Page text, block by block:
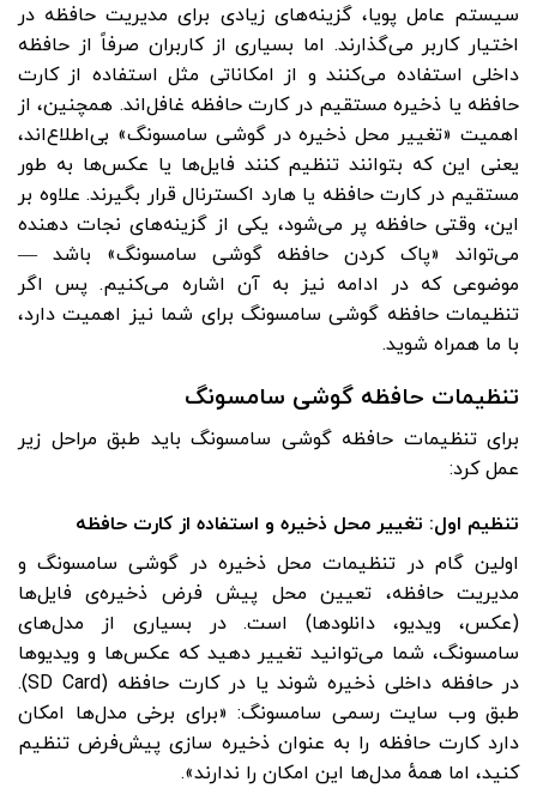
سیستم عامل پویا، گزینه‌های زیادی برای مدیریت حافظه در
اختیار کاربر می‌گذارند. اما بسیاری از کاربران صرفاً از حافظه
داخلی استفاده می‌کنند و از امکاناتی مثل استفاده از کارت
حافظه یا ذخیره مستقیم در کارت حافظه غافل‌اند. همچنین، از
اهمیت «تغییر محل ذخیره در گوشی سامسونگ» بی‌اطلاع‌اند،
یعنی این که بتوانند تنظیم کنند فایل‌ها یا عکس‌ها به‌ طور
مستقیم در کارت حافظه یا هارد اکسترنال قرار بگیرند. علاوه بر
این، وقتی حافظه پر می‌شود، یکی از گزینه‌های نجات‌ دهنده
می‌تواند «پاک کردن حافظه گوشی سامسونگ» باشد —
موضوعی که در ادامه نیز به آن اشاره می‌کنیم. پس اگر
تنظیمات حافظه گوشی سامسونگ برای شما نیز اهمیت دارد،
با ما همراه شوید.
تنظیمات حافظه گوشی سامسونگ
برای تنظیمات حافظه گوشی سامسونگ باید طبق مراحل زیر
عمل کرد:
تنظیم اول: تغییر محل ذخیره و استفاده از کارت حافظه
اولین گام در تنظیمات محل ذخیره در گوشی سامسونگ و
مدیریت حافظه، تعیین محل پیش ‌فرض ذخیره‌ی فایل‌ها
(عکس، ویدیو، دانلودها) است. در بسیاری از مدل‌های
سامسونگ، شما می‌توانید تغییر دهید که عکس‌ها و ویدیوها
در حافظه داخلی ذخیره شوند یا در کارت حافظه (SD Card).
طبق وب ‌سایت رسمی سامسونگ: «برای برخی مدل‌ها امکان
دارد کارت حافظه را به عنوان ذخیره ‌سازی پیش‌فرض تنظیم
کنید، اما همهٔ مدل‌ها این امکان را ندارند».